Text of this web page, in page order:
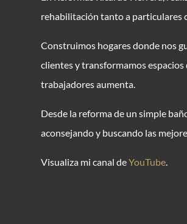
rehabilitación tanto a particulares
Construimos hogares donde nos
clientes y transformamos
trabajadores aumenta.
Desde la reforma de un simple
aconsejando y buscando las
Visualiza mi canal deYouTube.